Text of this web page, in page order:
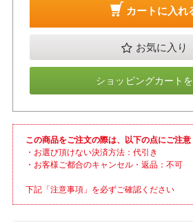
カートに入れ
お気に入り
ショッピングカート
この商品をご注文の際は、以下の点にご注
・お選び頂けない決済方法：代引き
・お客様ご都合のキャンセル・返品：不可
下記「注意事項」を必ずご確認ください